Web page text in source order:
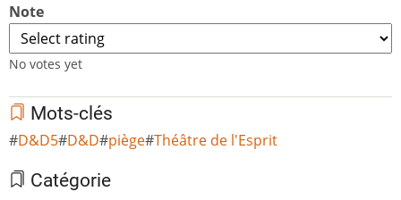
Note
No votes yet
Mots-clés
D&D5 D&D piège Théâtre de l'Esprit
Catégorie